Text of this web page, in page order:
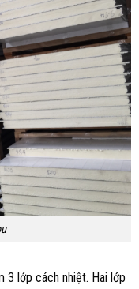
3 lớp cách nhiệt. Hai lớp